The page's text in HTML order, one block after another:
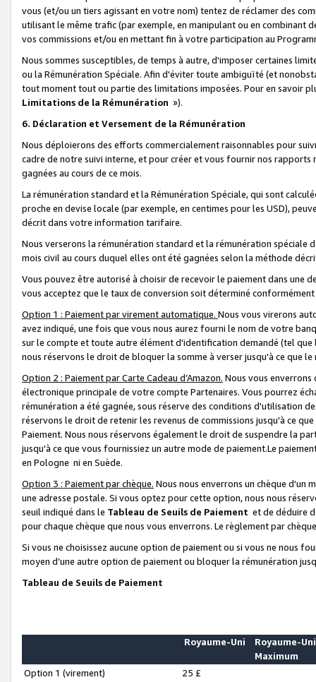
vous (et/ou un tiers agissant en votre nom) tentez de réclamer des
utilisant le même trafic (par exemple, en manipulant ou en combinant
vos commissions et/ou en mettant fin à votre participation au
Nous sommes susceptibles, de temps à autre, d'imposer certaines
ou la Rémunération Spéciale. Afin d'éviter toute ambiguïté (et
tout moment tout ou partie des limitations imposées. Pour en savoir
Limitations de la Rémunération »).
6. Déclaration et Versement de la Rémunération
Nous déploierons des efforts commercialement raisonnables pour
cadre de notre suivi interne, et pour créer et vous fournir nos
gagnées au cours de ce mois.
La rémunération standard et la Rémunération Spéciale, qui sont
proche en devise locale (par exemple, en centimes pour les USD),
décrit dans votre information tarifaire.
Nous verserons la rémunération standard et la rémunération spéciale
mois civil au cours duquel elles ont été gagnées selon la méthode
Vous pouvez être autorisé à choisir de recevoir le paiement dans une
vous acceptez que le taux de conversion soit déterminé
Option 1 : Paiement par virement automatique. Nous vous virerons
avez indiqué, une fois que vous nous aurez fourni le nom de votre
sur le compte et toute autre élément d'identification demandé (tel que
nous réservons le droit de bloquer la somme à verser jusqu'à ce que
Option 2 : Paiement par Carte Cadeau d’Amazon. Nous vous
électronique principale de votre compte Partenaires. Vous pourrez
rémunération a été gagnée, sous réserve des conditions d'utilisation
réservons le droit de retenir les revenus de commissions jusqu'à ce
Paiement. Nous nous réservons également le droit de suspendre la
jusqu'à ce que vous fournissiez un autre mode de paiement.Le
en Pologne ni en Suède.
Option 3 : Paiement par chèque. Nous nous enverrons un chèque d'un
une adresse postale. Si vous optez pour cette option, nous nous
seuil indiqué dans le Tableau de Seuils de Paiement et de déduire
pour chaque chèque que nous vous enverrons. Le règlement par
Si vous ne choisissez aucune option de paiement ou si vous ne nous
moyen d’une autre option de paiement ou bloquer la rémunération
Tableau de Seuils de Paiement
Royaume-Uni
Royaume-Uni
Maximum
Option 1 (virement)
25 £